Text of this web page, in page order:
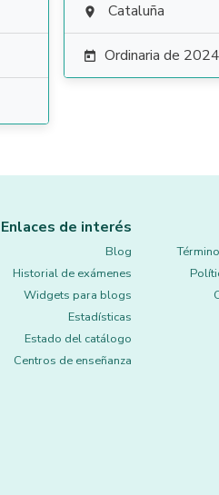
 Cataluña
 Ordinaria de 2024
Enlaces de interés
Blog
Historial de exámenes
Widgets para blogs
Estadísticas
Estado del catálogo
Centros de enseñanza